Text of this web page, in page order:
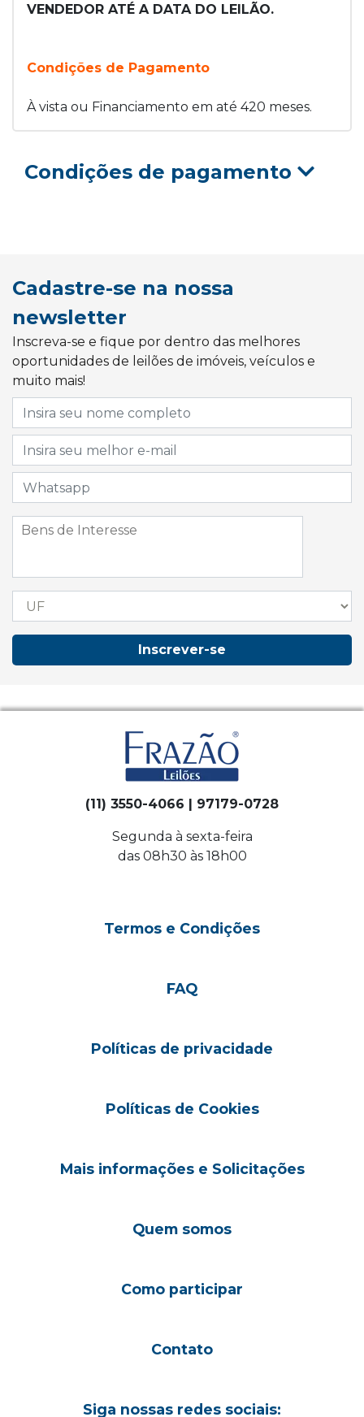
VENDEDOR ATÉ A DATA DO LEILÃO.
Condições de Pagamento
À vista ou Financiamento em até 420 meses.
Condições de pagamento
Cadastre-se na nossa
newsletter
Inscreva-se e fique por dentro das melhores
oportunidades de leilões de imóveis, veículos e
muito mais!
Inscrever-se
(11) 3550-4066 | 97179-0728
Segunda à sexta-feira
das 08h30 às 18h00
Termos e Condições
FAQ
Políticas de privacidade
Políticas de Cookies
Mais informações e Solicitações
Quem somos
Como participar
Contato
Siga nossas redes sociais: